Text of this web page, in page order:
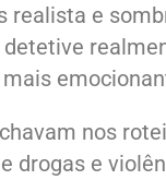
e
nos
drogas e